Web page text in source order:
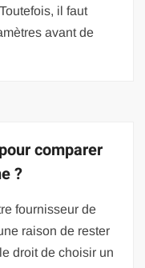
il faut
avant de
comparer
?
fournisseur de
raison de rester
droit de choisir un